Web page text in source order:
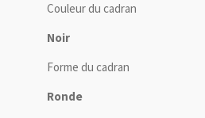
Couleur du cadran
Noir
Forme du cadran
Ronde